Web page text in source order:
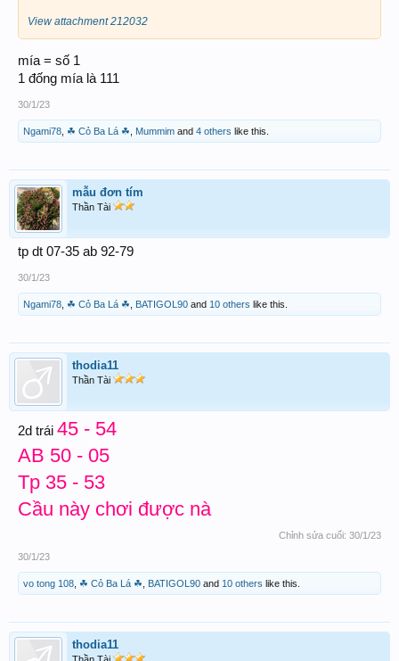
View attachment 212032
mía = số 1
1 đống mía là 111
30/1/23
Ngami78 ☘ Cỏ Ba Lá ☘ Mummim and 4 others like this.
mẫu đơn tím
Thần Tài
tp dt 07-35 ab 92-79
30/1/23
Ngami78 ☘ Cỏ Ba Lá ☘ BATIGOL90 and 10 others like this.
thodia11
Thần Tài
2d trái 45 - 54
AB 50 - 05
Tp 35 - 53
Cầu này chơi được nà
Chỉnh sửa cuối: 30/1/23
30/1/23
vo tong 108 ☘ Cỏ Ba Lá ☘ BATIGOL90 and 10 others like this.
thodia11